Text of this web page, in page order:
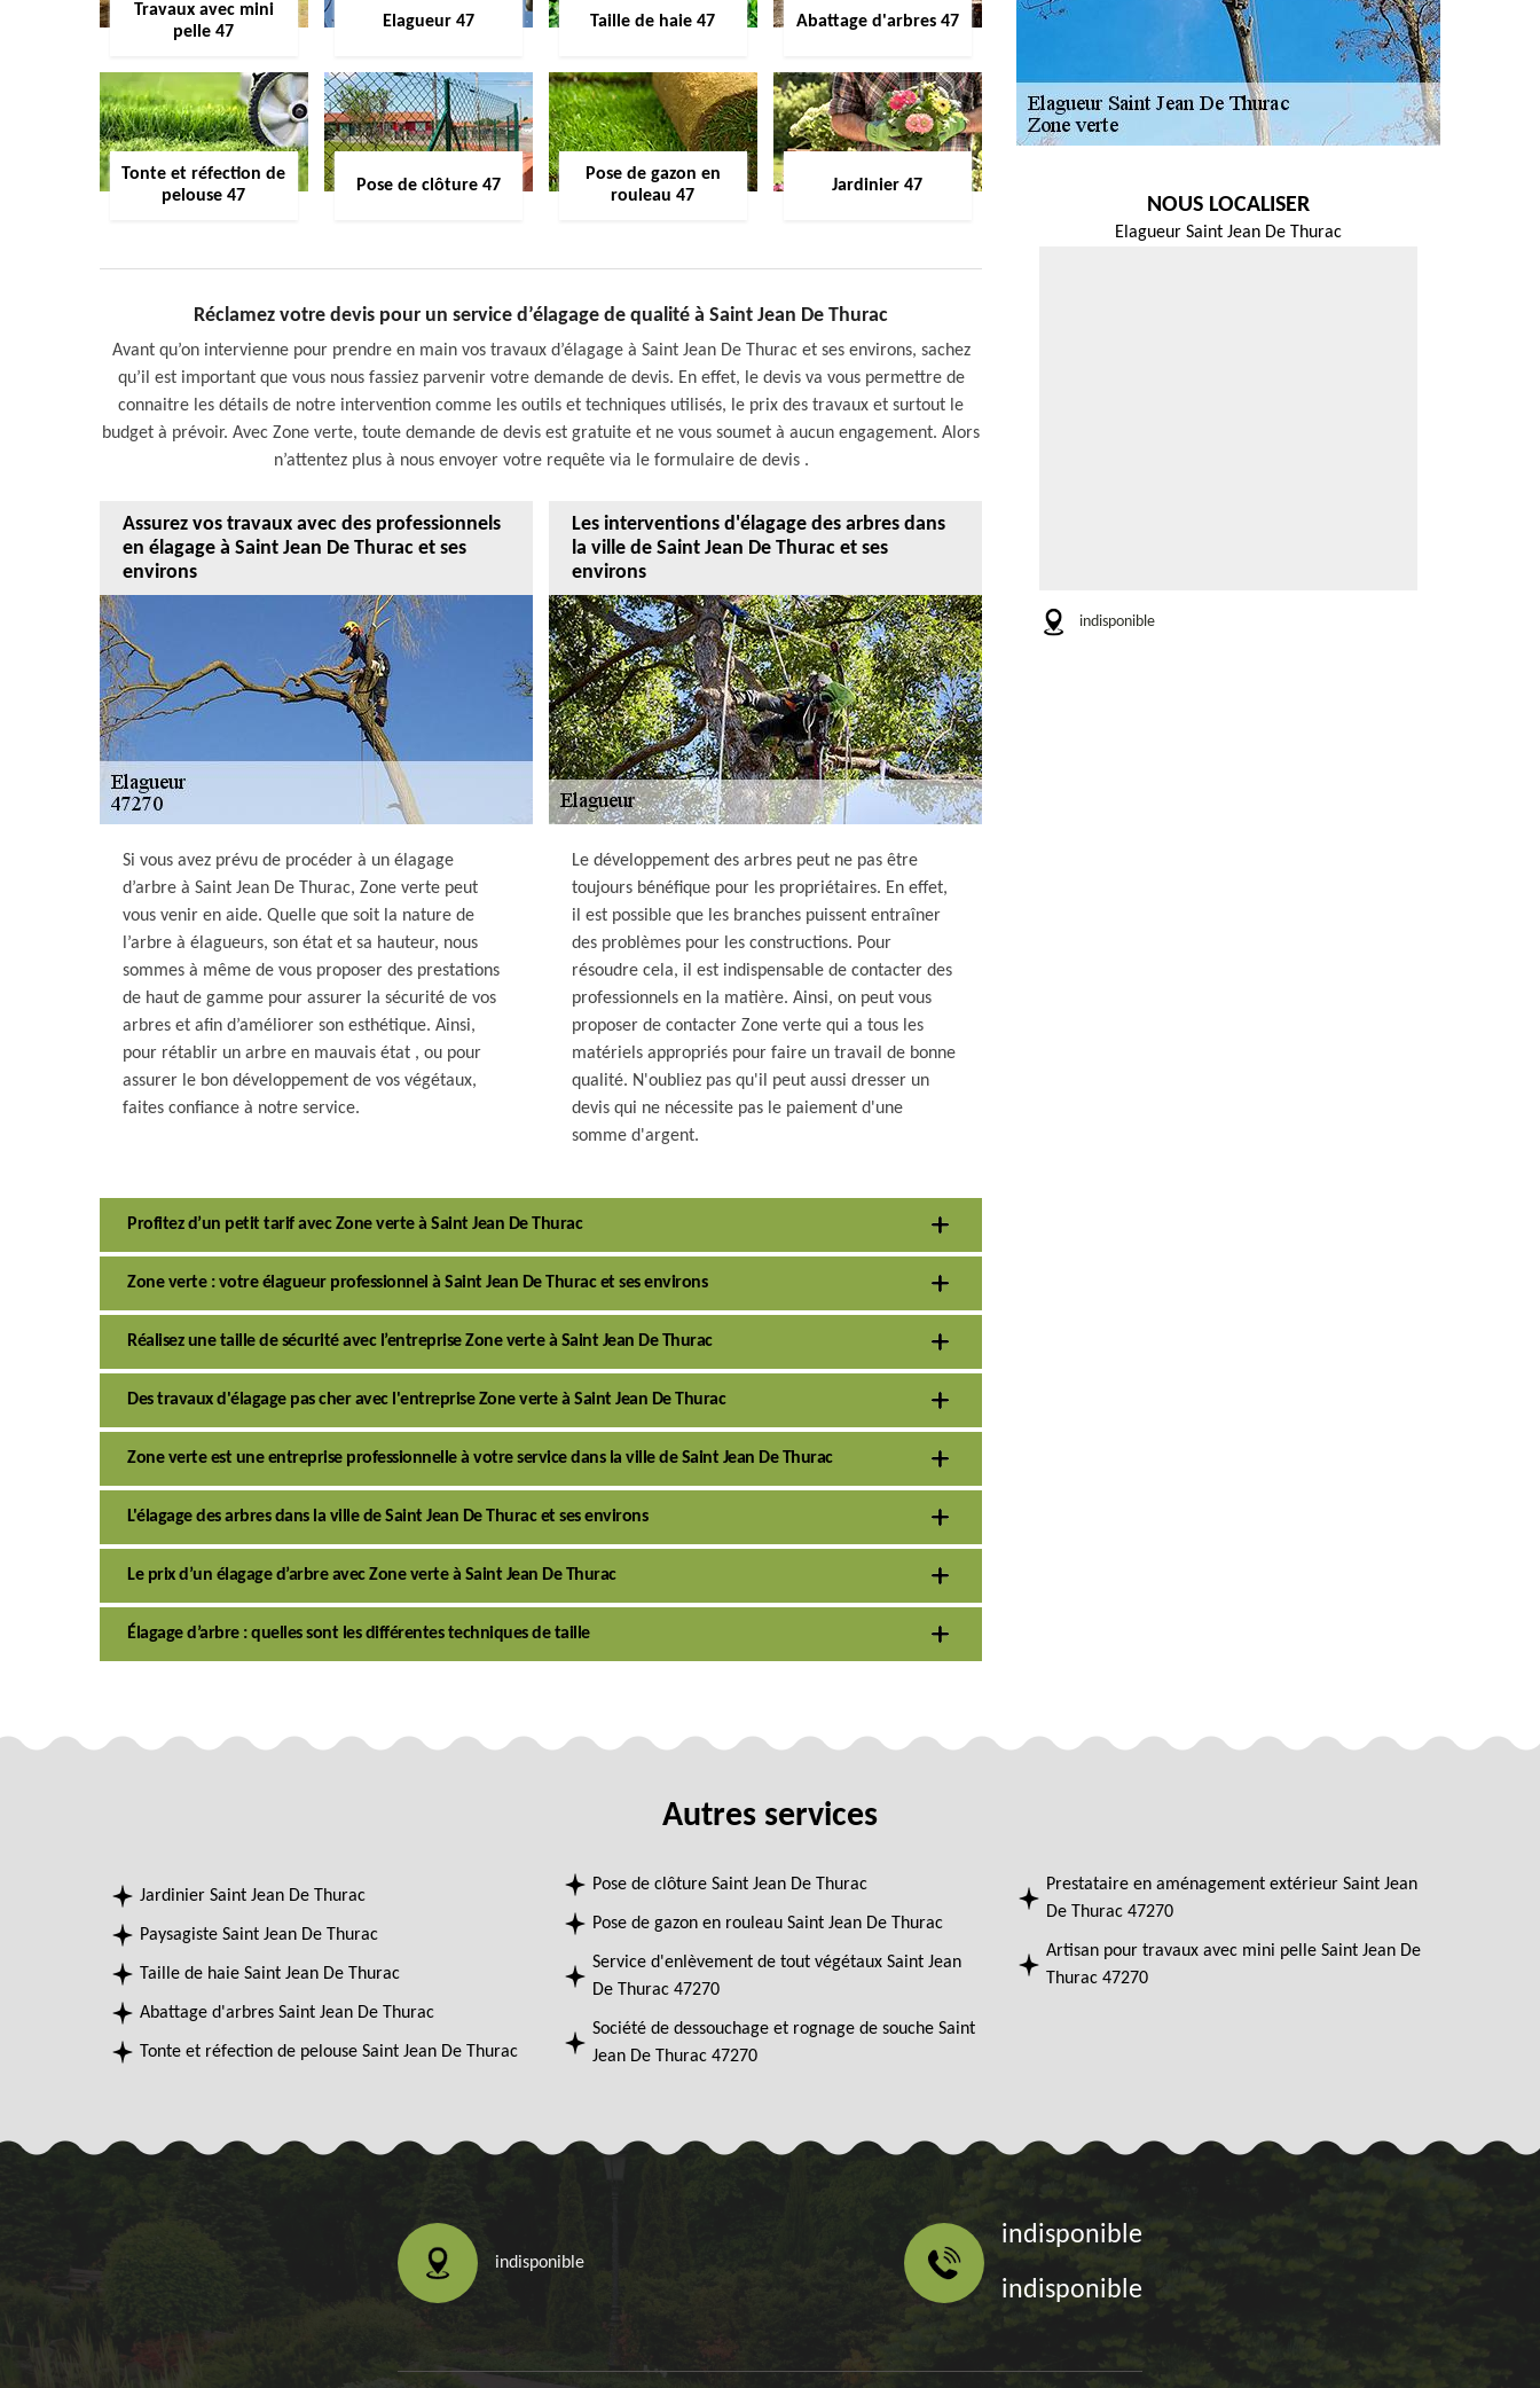
Travaux avec mini
pelle 47
Elagueur 47 Taille de haie 47 Abattage d'arbres 47
Tonte et réfection de
pelouse 47
Pose de clôture 47
Pose de gazon en
rouleau 47
Jardinier 47
Réclamez votre devis pour un service d’élagage de qualité à Saint Jean De Thurac
Avant qu’on intervienne pour prendre en main vos travaux d’élagage à Saint Jean De Thurac et ses environs, sachez
qu’il est important que vous nous fassiez parvenir votre demande de devis. En effet, le devis va vous permettre de
connaitre les détails de notre intervention comme les outils et techniques utilisés, le prix des travaux et surtout le
budget à prévoir. Avec Zone verte, toute demande de devis est gratuite et ne vous soumet à aucun engagement. Alors
n’attentez plus à nous envoyer votre requête via le formulaire de devis .
Assurez vos travaux avec des professionnels
en élagage à Saint Jean De Thurac et ses
environs
Si vous avez prévu de procéder à un élagage
d’arbre à Saint Jean De Thurac, Zone verte peut
vous venir en aide. Quelle que soit la nature de
l’arbre à élagueurs, son état et sa hauteur, nous
sommes à même de vous proposer des prestations
de haut de gamme pour assurer la sécurité de vos
arbres et afin d’améliorer son esthétique. Ainsi,
pour rétablir un arbre en mauvais état , ou pour
assurer le bon développement de vos végétaux,
faites confiance à notre service.
Les interventions d'élagage des arbres dans
la ville de Saint Jean De Thurac et ses
environs
Le développement des arbres peut ne pas être
toujours bénéfique pour les propriétaires. En effet,
il est possible que les branches puissent entraîner
des problèmes pour les constructions. Pour
résoudre cela, il est indispensable de contacter des
professionnels en la matière. Ainsi, on peut vous
proposer de contacter Zone verte qui a tous les
matériels appropriés pour faire un travail de bonne
qualité. N'oubliez pas qu'il peut aussi dresser un
devis qui ne nécessite pas le paiement d'une
somme d'argent.
Profitez d’un petit tarif avec Zone verte à Saint Jean De Thurac
Zone verte : votre élagueur professionnel à Saint Jean De Thurac et ses environs
Réalisez une taille de sécurité avec l’entreprise Zone verte à Saint Jean De Thurac
Des travaux d'élagage pas cher avec l'entreprise Zone verte à Saint Jean De Thurac
Zone verte est une entreprise professionnelle à votre service dans la ville de Saint Jean De Thurac
L'élagage des arbres dans la ville de Saint Jean De Thurac et ses environs
Le prix d’un élagage d’arbre avec Zone verte à Saint Jean De Thurac
Élagage d’arbre : quelles sont les différentes techniques de taille
NOUS LOCALISER
Elagueur Saint Jean De Thurac
indisponible
Autres services
Jardinier Saint Jean De Thurac
Paysagiste Saint Jean De Thurac
Taille de haie Saint Jean De Thurac
Abattage d'arbres Saint Jean De Thurac
Tonte et réfection de pelouse Saint Jean De Thurac
Pose de clôture Saint Jean De Thurac
Pose de gazon en rouleau Saint Jean De Thurac
Service d'enlèvement de tout végétaux Saint Jean
De Thurac 47270
Société de dessouchage et rognage de souche Saint
Jean De Thurac 47270
Prestataire en aménagement extérieur Saint Jean
De Thurac 47270
Artisan pour travaux avec mini pelle Saint Jean De
Thurac 47270
indisponible
indisponible
indisponible